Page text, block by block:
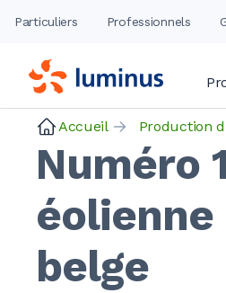
Particuliers Professionnels
Accueil Production
Numéro
belge